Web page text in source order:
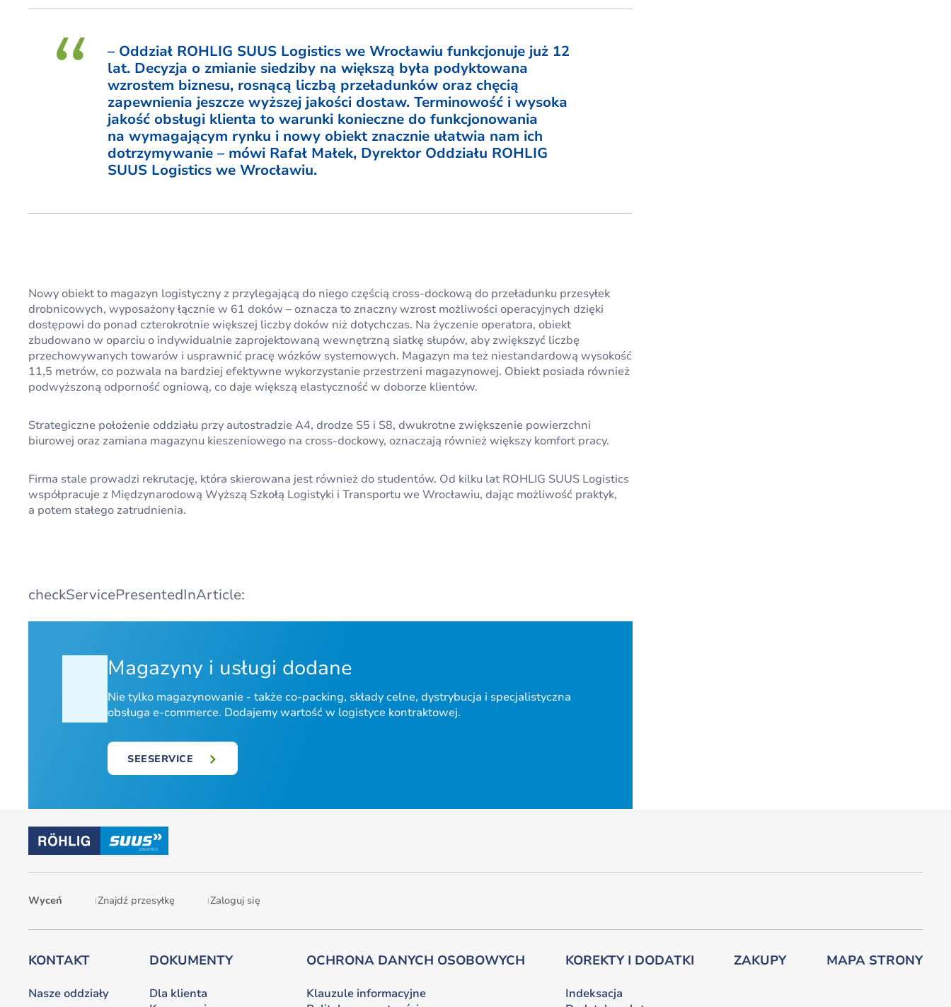
– Oddział ROHLIG SUUS Logistics we Wrocławiu funkcjonuje już 12
lat. Decyzja o zmianie siedziby na większą była podyktowana
wzrostem biznesu, rosnącą liczbą przeładunków oraz chęcią
zapewnienia jeszcze wyższej jakości dostaw. Terminowość i wysoka
jakość obsługi klienta to warunki konieczne do funkcjonowania
na wymagającym rynku i nowy obiekt znacznie ułatwia nam ich
dotrzymywanie – mówi Rafał Małek, Dyrektor Oddziału ROHLIG
SUUS Logistics we Wrocławiu.
Nowy obiekt to magazyn logistyczny z przylegającą do niego częścią cross-dockową do przeładunku przesyłek
drobnicowych, wyposażony łącznie w 61 doków – oznacza to znaczny wzrost możliwości operacyjnych dzięki
dostępowi do ponad czterokrotnie większej liczby doków niż dotychczas. Na życzenie operatora, obiekt
zbudowano w oparciu o indywidualnie zaprojektowaną wewnętrzną siatkę słupów, aby zwiększyć liczbę
przechowywanych towarów i usprawnić pracę wózków systemowych. Magazyn ma też niestandardową wysokość
11,5 metrów, co pozwala na bardziej efektywne wykorzystanie przestrzeni magazynowej. Obiekt posiada również
podwyższoną odporność ogniową, co daje większą elastyczność w doborze klientów.
Strategiczne położenie oddziału przy autostradzie A4, drodze S5 i S8, dwukrotne zwiększenie powierzchni
biurowej oraz zamiana magazynu kieszeniowego na cross-dockowy, oznaczają również większy komfort pracy.
Firma stale prowadzi rekrutację, która skierowana jest również do studentów. Od kilku lat ROHLIG SUUS Logistics
współpracuje z Międzynarodową Wyższą Szkołą Logistyki i Transportu we Wrocławiu, dając możliwość praktyk,
a potem stałego zatrudnienia.
checkServicePresentedInArticle:
Magazyny i usługi dodane
Nie tylko magazynowanie - także co-packing, składy celne, dystrybucja i specjalistyczna
obsługa e-commerce. Dodajemy wartość w logistyce kontraktowej.
SEESERVICE
Wyceń Znajdź przesyłkę Zaloguj się
KONTAKT
Nasze oddziały
DOKUMENTY
Dla klienta
OCHRONA DANYCH OSOBOWYCH
Klauzule informacyjne
KOREKTY I DODATKI
Indeksacja
ZAKUPY MAPA STRONY